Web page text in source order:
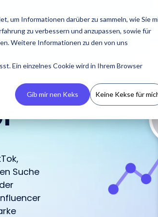
um Informationen darüber zu sammeln, wie Sie
zu verbessern und anzupassen, sowie für
Weitere Informationen zu den von uns
Ein einzelnes Cookie wird in Ihrem Browser
Gib mir nen Keks Keine Kekse für
CRM
verliere
und
IROIN® ermöglicht es
Kampagnen zentral und
Reports
Eine Übersicht zu allen
Auftritten von IROIN®
Preise Über uns
und
Kontaktiere uns
Trete mit uns in Kontakt
bei Fragen oder
Suche